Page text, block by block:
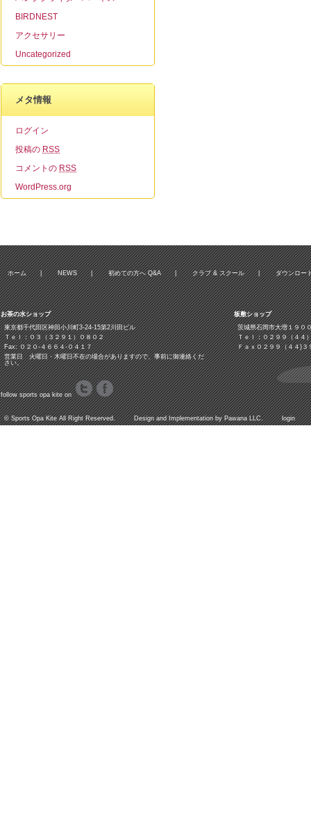
BIRDNEST
アクセサリー
Uncategorized
メタ情報
ログイン
投稿の RSS
コメントの RSS
WordPress.org
ホーム | NEWS | 初めての方へ Q&A | クラブ & スクール | ダウンロー
お茶の水ショップ
東京都千代田区神田小川町3‐24‐15第2川田ビル
Ｔｅｌ：０３（３２９１）０８０２
Fax: ０２０-４６６４-０４１７
営業日 火曜日・木曜日不在の場合がありますので、事前に御連絡くだ
さい。
follow sports opa kite on
板敷ショップ
茨城県石岡市大増１９０
Ｔｅｌ：０２９９（４４
Ｆａｘ０２９９（４４)３
©Sports Opa KiteAll Right Reserved. Design and Implementation byPawana LLC. login